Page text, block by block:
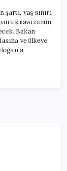
yaş sınırı
kılavuzunun
Bakan
ve ülkeye